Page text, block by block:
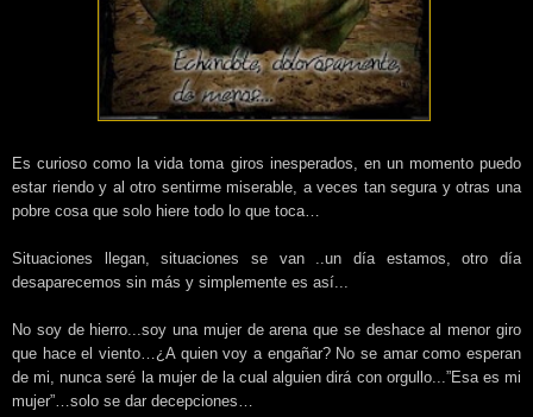
Es curioso como la vida toma giros inesperados, en un momento puedo
estar riendo y al otro sentirme miserable, a veces tan segura y otras una
pobre cosa que solo hiere todo lo que toca…
Situaciones llegan, situaciones se van ..un día estamos, otro día
desaparecemos sin más y simplemente es así...
No soy de hierro...soy una mujer de arena que se deshace al menor giro
que hace el viento…¿A quien voy a engañar? No se amar como esperan
de mi, nunca seré la mujer de la cual alguien dirá con orgullo...”Esa es mi
mujer”…solo se dar decepciones…